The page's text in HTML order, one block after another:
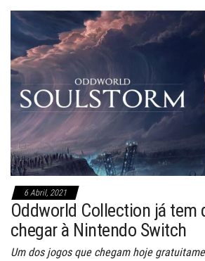
6 Abril, 2021
Oddworld Collection já tem
chegar à Nintendo Switch
Um dos jogos que chegam hoje